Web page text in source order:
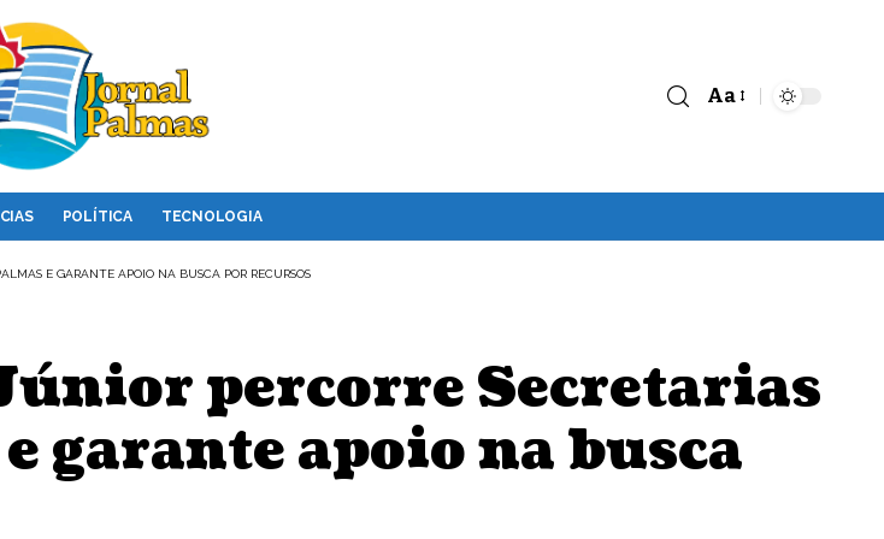
Aa
POLÍTICA TECNOLOGIA
E GARANTE APOIO NA BUSCA POR RECURSOS
percorre Secretarias
garante apoio na busca